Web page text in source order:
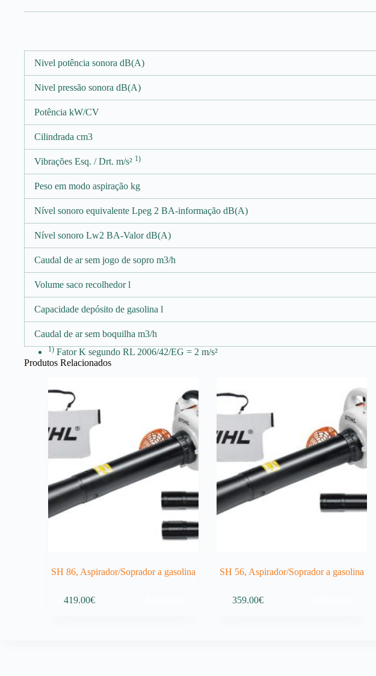
Nivel potência sonora dB(A)
Nivel pressão sonora dB(A)
Potência kW/CV
Cilindrada cm3
Vibrações Esq. / Drt. m/s² 1)
Peso em modo aspiração kg
Nível sonoro equivalente Lpeg 2 BA-informação dB(A)
Nível sonoro Lw2 BA-Valor dB(A)
Caudal de ar sem jogo de sopro m3/h
Volume saco recolhedor l
Capacidade depósito de gasolina l
Caudal de ar sem boquilha m3/h
1) Fator K segundo RL 2006/42/EG = 2 m/s²
Produtos Relacionados
SH 86, Aspirador/Soprador a gasolina
419.00€
SH 56, Aspirador/Soprador a gasolina
359.00€